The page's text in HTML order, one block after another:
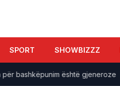
SPORT SHOWBIZZZ
është gjeneroze